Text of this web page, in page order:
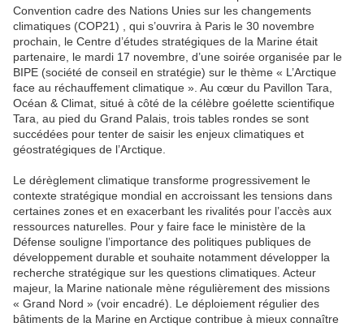
Convention cadre des Nations Unies sur les changements
climatiques (COP21) , qui s’ouvrira à Paris le 30 novembre
prochain, le Centre d’études stratégiques de la Marine était
partenaire, le mardi 17 novembre, d’une soirée organisée par le
BIPE (société de conseil en stratégie) sur le thème « L’Arctique
face au réchauffement climatique ». Au cœur du Pavillon Tara,
Océan & Climat, situé à côté de la célèbre goélette scientifique
Tara, au pied du Grand Palais, trois tables rondes se sont
succédées pour tenter de saisir les enjeux climatiques et
géostratégiques de l’Arctique.
Le dérèglement climatique transforme progressivement le
contexte stratégique mondial en accroissant les tensions dans
certaines zones et en exacerbant les rivalités pour l’accès aux
ressources naturelles. Pour y faire face le ministère de la
Défense souligne l’importance des politiques publiques de
développement durable et souhaite notamment développer la
recherche stratégique sur les questions climatiques. Acteur
majeur, la Marine nationale mène régulièrement des missions
« Grand Nord » (voir encadré). Le déploiement régulier des
bâtiments de la Marine en Arctique contribue à mieux connaître